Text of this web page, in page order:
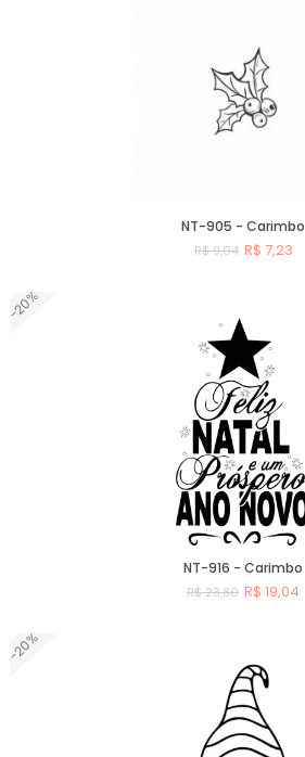
NT-905 - Carimbo
R$ 9,04 R$ 7,23
-20%
NT-916 - Carimbo
R$ 23,80 R$ 19,04
-20%